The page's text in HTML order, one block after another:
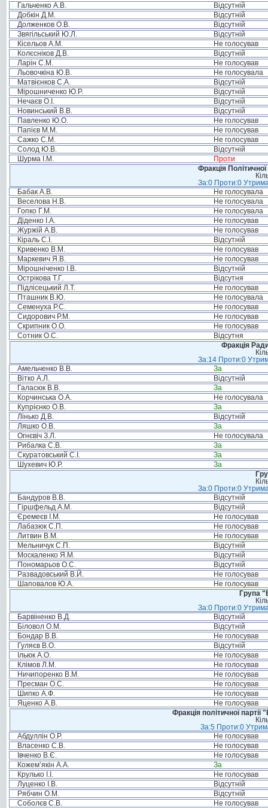
Гальченко А.В.
Відсутній
Добкін Д.М.
Відсутній
Долженков О.В.
Відсутній
Звягільський Ю.Л.
Відсутній
Кісельов А.М.
Не голосував
Колєсніков Д.В.
Відсутній
Ларін С.М.
Не голосував
Льовочкіна Ю.В.
Не голосувала
Матвієнков С.А.
Відсутній
Мірошниченко Ю.Р.
Відсутній
Нечаєв О.І.
Відсутній
Новинський В.В.
Відсутній
Павленко Ю.О.
Не голосував
Папієв М.М.
Не голосував
Сажко С.М.
Не голосував
Солод Ю.В.
Відсутній
Шурма І.М.
Проти
Фракція
За:0 Проти:0
Бабак А.В.
Не голосувала
Веселова Н.В.
Не голосувала
Гопко Г.М.
Не голосувала
Діденко І.А.
Не голосував
Журжій А.В.
Не голосував
Кіраль С.І.
Відсутній
Кривенко В.М.
Не голосував
Маркевич Я.В.
Не голосував
Мірошніченко І.В.
Відсутній
Острікова Т.Г.
Відсутня
Підлісецький Л.Т.
Не голосував
Пташник В.Ю.
Не голосувала
Семенуха Р.С.
Не голосував
Сидорович Р.М.
Не голосував
Скрипник О.О.
Не голосував
Сотник О.С.
Відсутня
Фракція
За:14 Проти:0
Амельченко В.В.
За
Вітко А.Л.
Відсутній
Галасюк В.В.
За
Корчинська О.А.
Не голосувала
Купрієнко О.В.
За
Лінько Д.В.
Відсутній
Ляшко О.В.
За
Огнєвіч З.Л.
Не голосувала
Рибалка С.В.
За
Скуратовський С.І.
За
Шухевич Ю.Р.
За
За:0 Проти:0
Бандуров В.В.
Відсутній
Гіршфельд А.М.
Відсутній
Єремеєв І.М.
Не голосував
Лабазюк С.П.
Не голосував
Литвин В.М.
Не голосував
Мельничук С.П.
Відсутній
Москаленко Я.М.
Відсутній
Пономарьов О.С.
Відсутній
Развадовський В.Й.
Не голосував
Шаповалов Ю.А.
Не голосував
Група
За:0 Проти:0
Барвіненко В.Д.
Відсутній
Біловол О.М.
Відсутній
Бондар В.В.
Не голосував
Гуляєв В.О.
Відсутній
Ільюк А.О.
Не голосував
Клімов Л.М.
Не голосував
Ничипоренко В.М.
Не голосував
Пресман О.С.
Не голосував
Шипко А.Ф.
Не голосував
Яценко А.В.
Не голосував
Фракція політичної
За:5 Проти:0
Абдуллін О.Р.
Не голосував
Власенко С.В.
Не голосував
Івченко В.Є.
Не голосував
Кожем’якін А.А.
За
Крулько І.І.
Не голосував
Луценко І.В.
Відсутній
Рябчин О.М.
Відсутній
Соболєв С.В.
Не голосував